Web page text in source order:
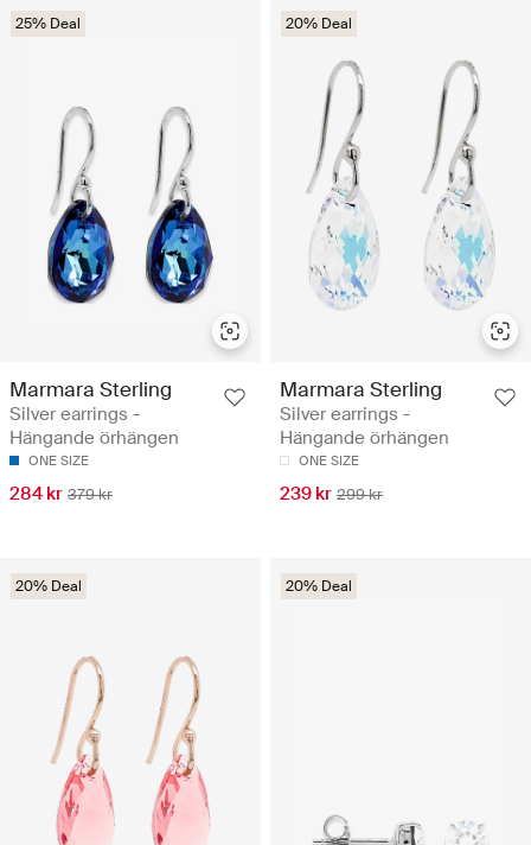
25% Deal
Marmara Sterling
Silver earrings -
Hängande örhängen
ONE SIZE
284 kr 379 kr
20% Deal
Marmara Sterling
Silver earrings -
Hängande örhängen
ONE SIZE
239 kr 299 kr
20% Deal 20% Deal